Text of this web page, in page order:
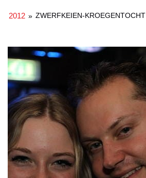
2012 » ZWERFKEIEN-KROEGENTOCHT